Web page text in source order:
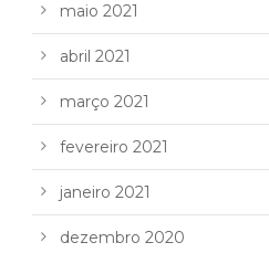
maio 2021
abril 2021
março 2021
fevereiro 2021
janeiro 2021
dezembro 2020